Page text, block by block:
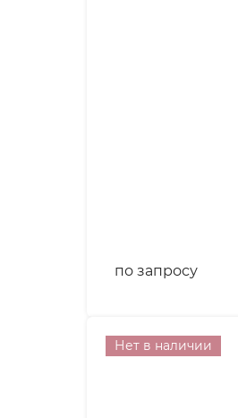
по запросу
Нет в наличии